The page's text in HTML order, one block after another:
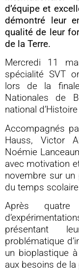
d’équipe et
démontré leur
qualité de leur
de la Terre.
Mercredi 11
spécialité SVT
lors de la
Nationales de
national
Accompagnés
Hauss, Victor
Noémie
avec motivation
novembre sur
du temps
Après
présentant
problématique
un bioplastique
aux besoins de la